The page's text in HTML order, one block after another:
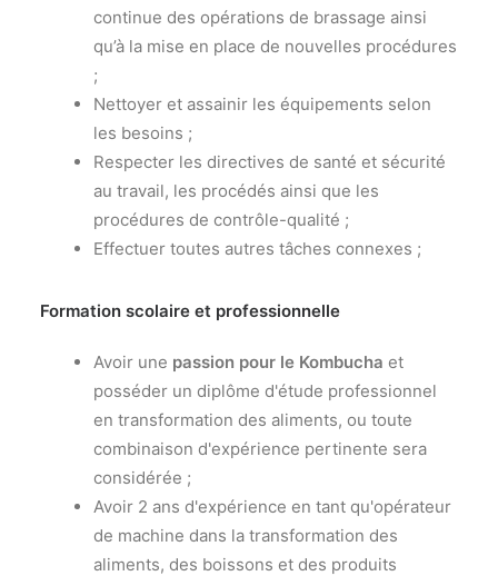
continue des opérations de brassage ainsi
qu’à la mise en place de nouvelles procédures
;
Nettoyer et assainir les équipements selon
les besoins ;
Respecter les directives de santé et sécurité
au travail, les procédés ainsi que les
procédures de contrôle-qualité ;
Effectuer toutes autres tâches connexes ;
Formation scolaire et professionnelle
Avoir une passion pour le Kombucha et
posséder un diplôme d'étude professionnel
en transformation des aliments, ou toute
combinaison d'expérience pertinente sera
considérée ;
Avoir 2 ans d'expérience en tant qu'opérateur
de machine dans la transformation des
aliments, des boissons et des produits